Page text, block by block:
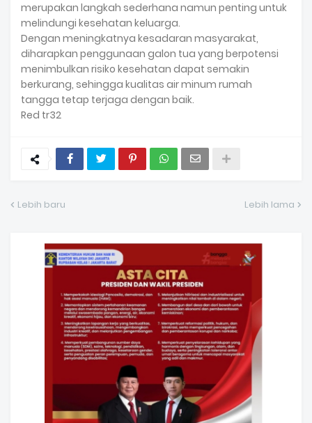
merupakan langkah sederhana namun penting untuk
melindungi kesehatan keluarga.
Dengan meningkatnya kesadaran masyarakat,
diharapkan penggunaan galon tua yang berpotensi
menimbulkan risiko kesehatan dapat semakin
berkurang, sehingga kualitas air minum rumah
tangga tetap terjaga dengan baik.
Red tr32
Lebih baru Lebih lama